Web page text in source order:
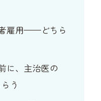
雇用——どちら
に、主治医の
う